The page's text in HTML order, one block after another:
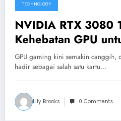
TECHNOLOGY
NVIDIA RTX 3080
Kehebatan GPU
Kreativitas
GPU gaming kini semakin canggih,
hadir sebagai salah satu kartu…
Lily Brooks 0 Comments